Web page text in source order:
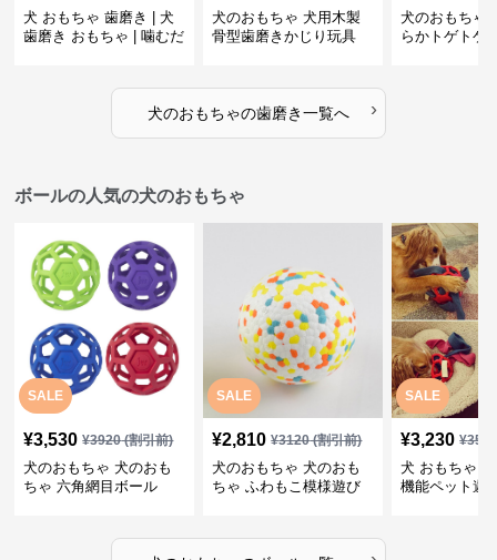
犬 おもちゃ 歯磨き | 犬
歯磨き おもちゃ | 噛むだ
犬のおもちゃ 犬用木製
骨型歯磨きかじり玩具
犬のおもちゃ
らかトゲトゲ
犬のおもちゃの歯磨き一覧へ ›
ボールの人気の犬のおもちゃ
SALE
¥3,530 ¥3920(割引前)
犬のおもちゃ 犬のおも
ちゃ 六角網目ボール
SALE
¥2,810 ¥3120(割引前)
犬のおもちゃ 犬のおも
ちゃ ふわもこ模様遊び
SALE
¥3,230 ¥
犬 おもちゃ
機能ペット遊